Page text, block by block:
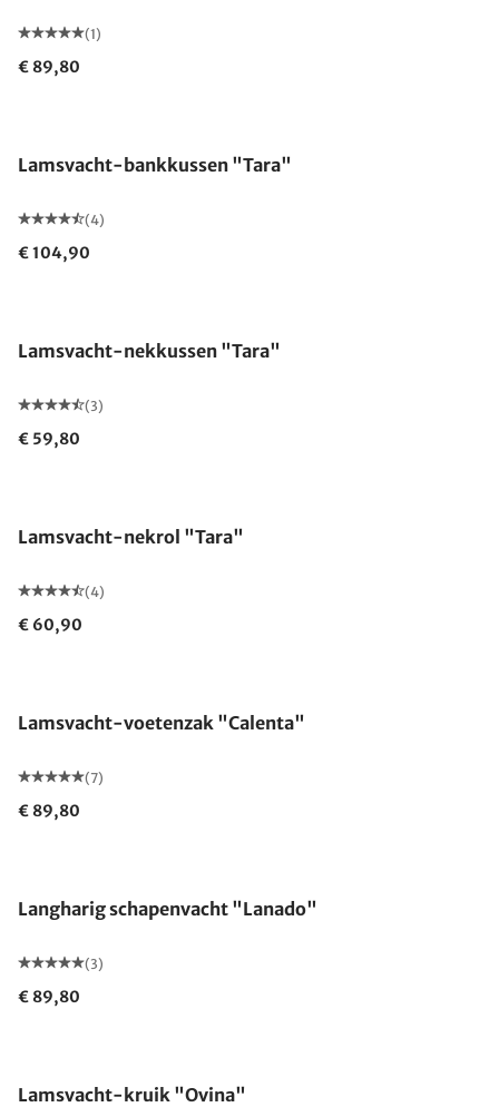
(1)
€ 89,80
Lamsvacht-bankkussen "Tara"
(4)
€ 104,90
Lamsvacht-nekkussen "Tara"
(3)
€ 59,80
Lamsvacht-nekrol "Tara"
(4)
€ 60,90
Lamsvacht-voetenzak "Calenta"
(7)
€ 89,80
Langharig schapenvacht "Lanado"
(3)
€ 89,80
Lamsvacht-kruik "Ovina"